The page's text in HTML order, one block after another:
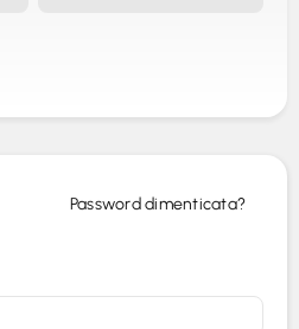
Password dimenticata?